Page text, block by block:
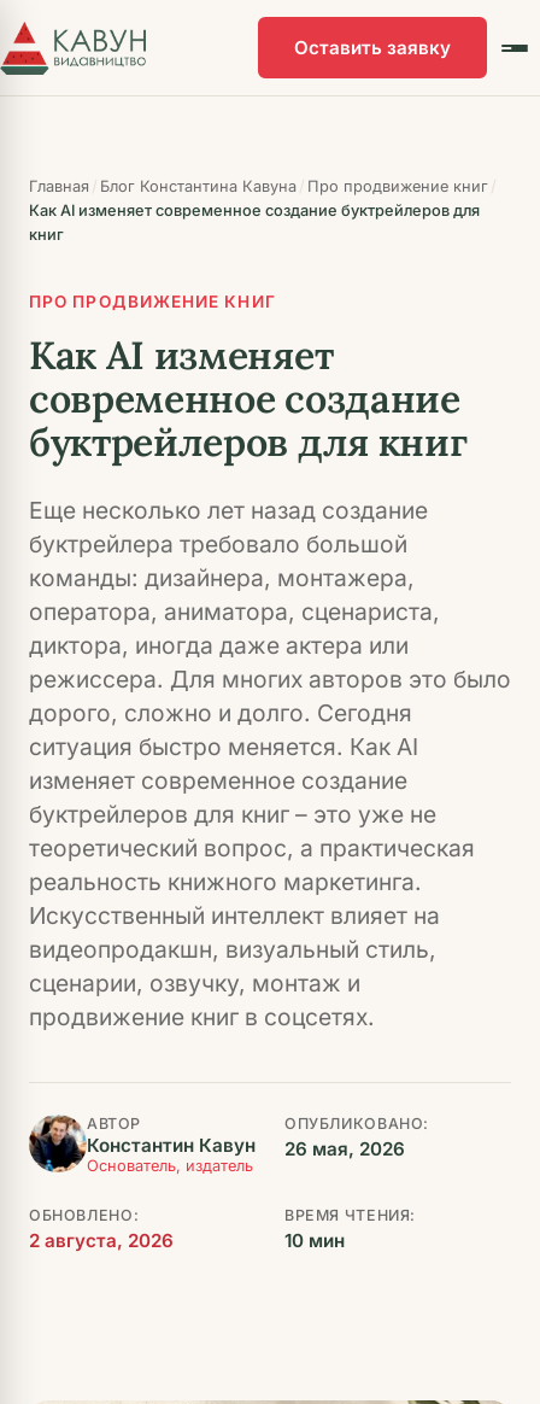
основному
контенту
Оставить заявку
Главная / Блог Константина Кавуна / Про продвижение книг /
Как AI изменяет современное создание буктрейлеров для
книг
ПРО ПРОДВИЖЕНИЕ КНИГ
Как AI изменяет
современное создание
буктрейлеров для книг
Еще несколько лет назад создание
буктрейлера требовало большой
команды: дизайнера, монтажера,
оператора, аниматора, сценариста,
диктора, иногда даже актера или
режиссера. Для многих авторов это было
дорого, сложно и долго. Сегодня
ситуация быстро меняется. Как AI
изменяет современное создание
буктрейлеров для книг – это уже не
теоретический вопрос, а практическая
реальность книжного маркетинга.
Искусственный интеллект влияет на
видеопродакшн, визуальный стиль,
сценарии, озвучку, монтаж и
продвижение книг в соцсетях.
АВТОР
Константин Кавун
Основатель, издатель
ОПУБЛИКОВАНО:
26 мая, 2026
ОБНОВЛЕНО:
2 августа, 2026
ВРЕМЯ ЧТЕНИЯ:
10 мин